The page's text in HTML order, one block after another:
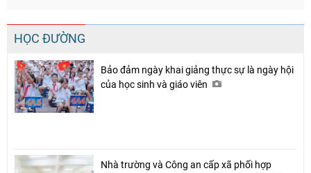
HỌC ĐƯỜNG
Bảo đảm ngày khai giảng thực sự là ngày hội
của học sinh và giáo viên
Nhà trường và Công an cấp xã phối hợp